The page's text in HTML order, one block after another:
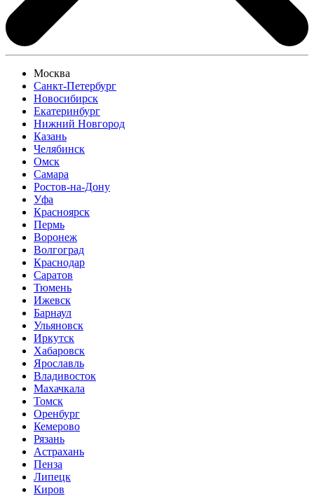
Москва
Санкт-Петербург
Новосибирск
Екатеринбург
Нижний Новгород
Казань
Челябинск
Омск
Самара
Ростов-на-Дону
Уфа
Красноярск
Пермь
Воронеж
Волгоград
Краснодар
Саратов
Тюмень
Ижевск
Барнаул
Ульяновск
Иркутск
Хабаровск
Ярославль
Владивосток
Махачкала
Томск
Оренбург
Кемерово
Рязань
Астрахань
Пенза
Липецк
Киров